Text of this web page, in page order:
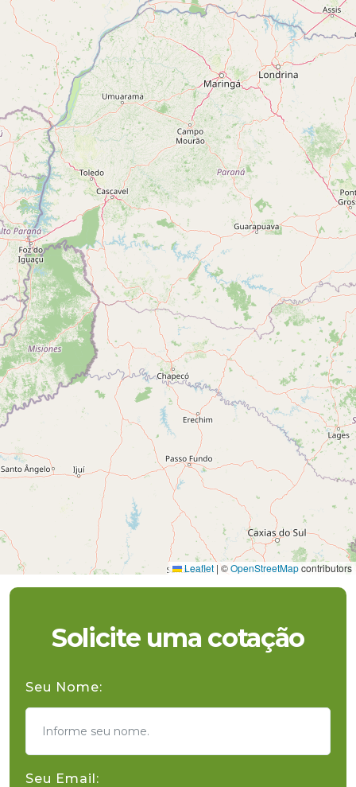
Leaflet | ©OpenStreetMapcontributors
Solicite uma cotação
Seu Nome:
Seu Email: